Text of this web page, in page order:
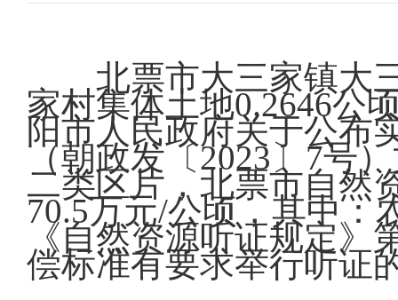
北票市大三家镇大
家村集体土地0.2646公
阳市人民政府关于公布
（朝政发〔2023〕7号
二类区片，北票市自然
70.5万元/公顷，其中：
《自然资源听证规定
偿标准有要求举行听证